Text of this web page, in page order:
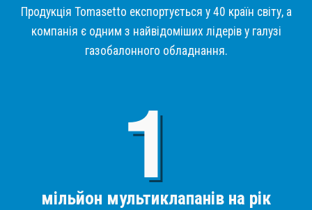
Продукція Tomasetto експортується у 40 країн світу, а
компанія є одним з найвідоміших лідерів у галузі
газобалонного обладнання.
мільйон мультиклапанів на рік